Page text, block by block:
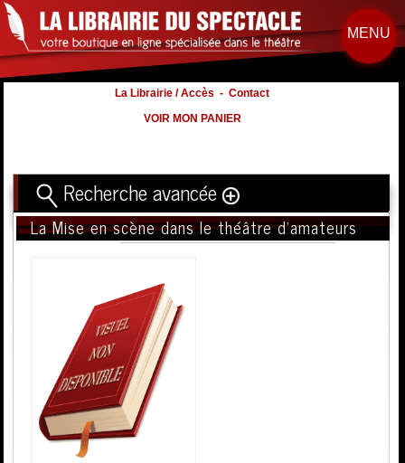
MENU
La Librairie / Accès -Contact
VOIR MON PANIER
Recherche avancée
Titre
Distribution:
Nb. d'hommes :
Nb. Femmes
Nb. Enfants
à
Catégorie
La Mise en scène dans le théâtre d'amateurs